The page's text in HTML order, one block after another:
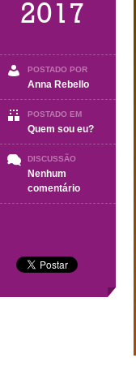
2017
POSTADO POR
Anna Rebello
POSTADO EM
Quem sou eu?
DISCUSSÃO
Nenhum
comentárioem
Segunda-